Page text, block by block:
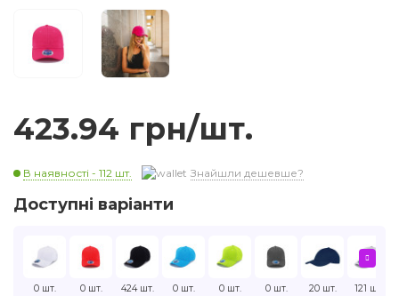
423.94 грн/шт.
В наявності - 112 шт. Знайшли дешевше?
Доступні варіанти
0 шт. 0 шт. 424 шт. 0 шт. 0 шт. 0 шт. 20 шт. 121 шт.